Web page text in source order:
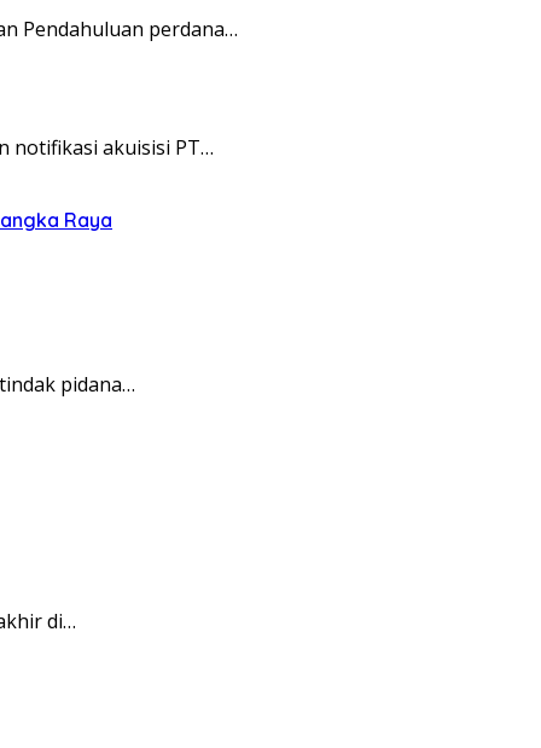
Pendahuluan perdana…
notifikasi akuisisi PT…
Raya
pidana…
di…